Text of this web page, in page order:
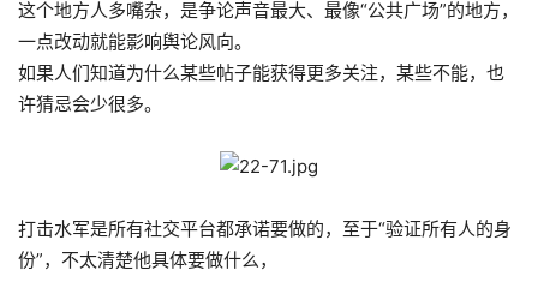
这个地方人多嘴杂，是争论声音最大、最像“公共广场”的地方，
一点改动就能影响舆论风向。
如果人们知道为什么某些帖子能获得更多关注，某些不能，也
许猜忌会少很多。
打击水军是所有社交平台都承诺要做的，至于“验证所有人的身
份”，不太清楚他具体要做什么，